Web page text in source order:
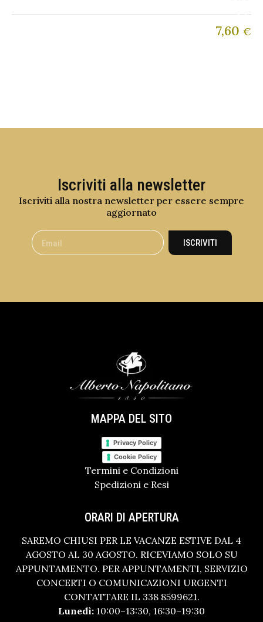
7,60 €
Iscriviti alla newsletter
Iscriviti alla nostra newsletter per essere sempre
aggiornato
ISCRIVITI
MAPPA DEL SITO
Privacy Policy
Cookie Policy
Termini e Condizioni
Spedizioni e Resi
ORARI DI APERTURA
SAREMO CHIUSI PER LE VACANZE ESTIVE DAL 4
AGOSTO AL 30 AGOSTO. RICEVIAMO SOLO SU
APPUNTAMENTO. PER APPUNTAMENTI, SERVIZIO
CONCERTI O COMUNICAZIONI URGENTI
CONTATTARE IL 338 8599621.
Lunedì: 10:00–13:30, 16:30–19:30